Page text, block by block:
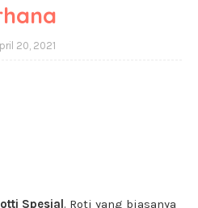
20, 2021
Spesial. Roti yang biasanya